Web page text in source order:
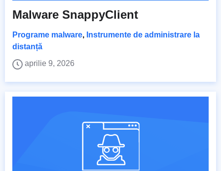
Malware SnappyClient
Programe malware, Instrumente de administrare la
distanță
aprilie 9, 2026